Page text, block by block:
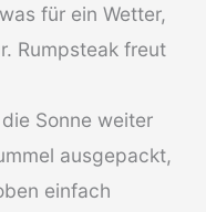
für ein Wetter,
Rumpsteak freut
Sonne weiter
ausgepackt,
einfach